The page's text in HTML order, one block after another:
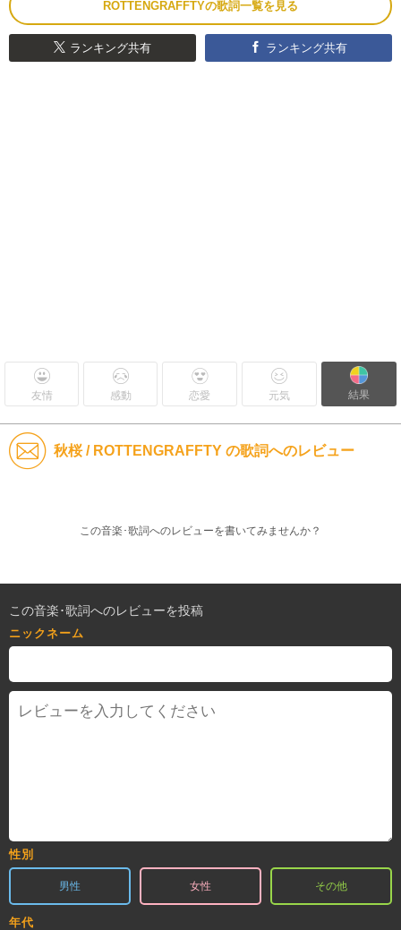
ROTTENGRAFFTYの歌詞一覧を見る
ランキング共有 ランキング共有
友情 感動 恋愛 元気 結果
秋桜 / ROTTENGRAFFTY の歌詞へのレビュー
この音楽･歌詞へのレビューを書いてみませんか？
この音楽･歌詞へのレビューを投稿
ニックネーム
性別
男性 女性 その他
年代